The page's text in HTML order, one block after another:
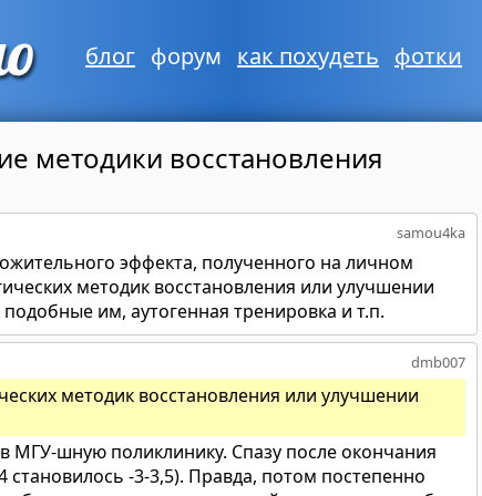
блог форум как похудеть фотки
методики восстановления
samou4ka
эффекта, полученного на личном
методик восстановления или улучшении
им, аутогенная тренировка и т.п.
dmb007
методик восстановления или улучшении
МГУ-шную поликлинику. Спазу после окончания
-3-3,5). Правда, потом постепенно